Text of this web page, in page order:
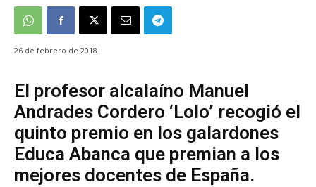
26 de febrero de 2018
El profesor alcalaíno Manuel
Andrades Cordero ‘Lolo’ recogió el
quinto premio en los galardones
Educa Abanca que premian a los
mejores docentes de España.